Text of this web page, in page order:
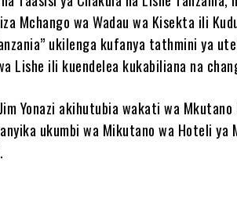
Mchango wa Wadau wa Kisekta ili
ukilenga kufanya tathmini ya
Lishe ili kuendelea kukabiliana na
Yonazi akihutubia wakati wa Mkutano
ukumbi wa Mikutano wa Hoteli ya